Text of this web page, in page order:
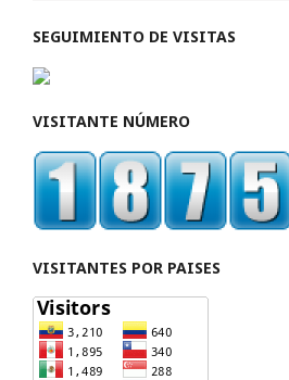
SEGUIMIENTO DE VISITAS
VISITANTE NÚMERO
VISITANTES POR PAISES